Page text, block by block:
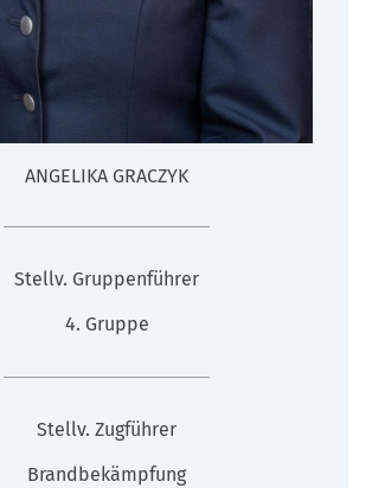
ANGELIKA GRACZYK
Stellv. Gruppenführer
4. Gruppe
Stellv. Zugführer
Brandbekämpfung